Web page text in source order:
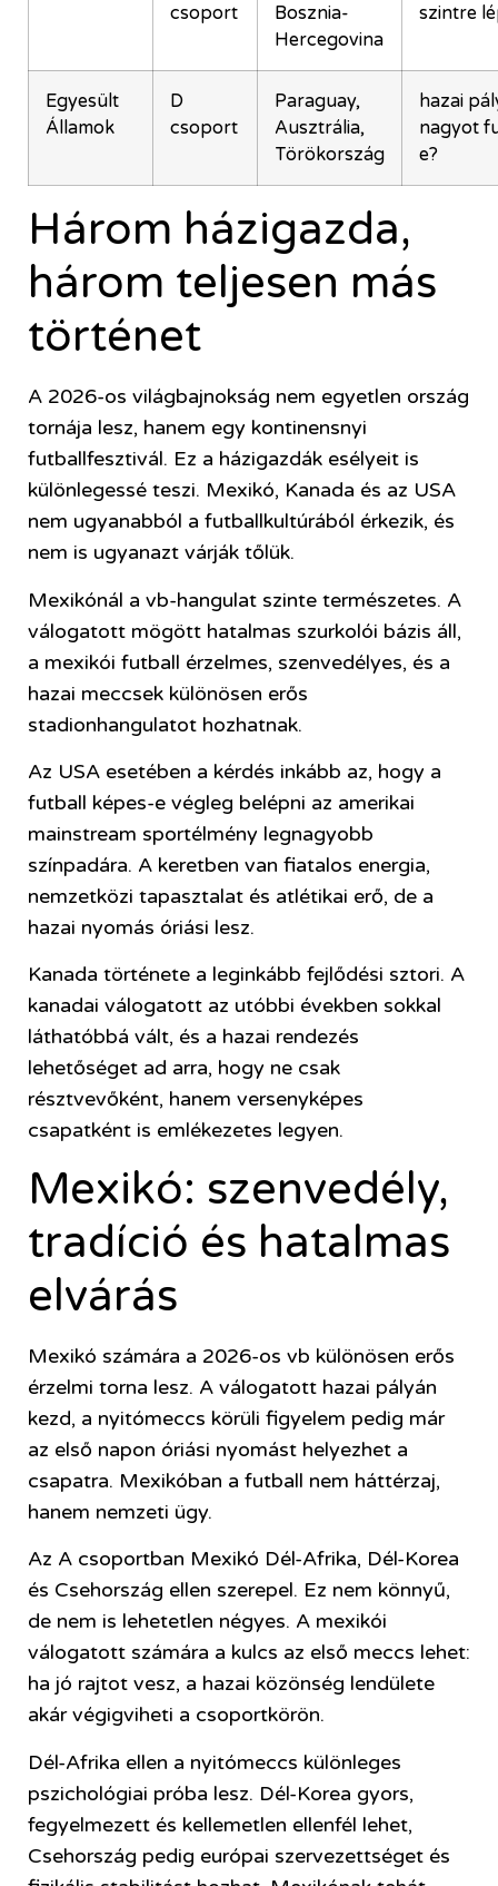
csoport
Bosznia-
Hercegovina
szintre
Egyesült
Államok
D
csoport
Paraguay,
Ausztrália,
Törökország
hazai
nagyot
e?
Három házigazda,
három teljesen más
történet
A 2026-os világbajnokság nem egyetlen ország
tornája lesz, hanem egy kontinensnyi
futballfesztivál. Ez a házigazdák esélyeit is
különlegessé teszi. Mexikó, Kanada és az USA
nem ugyanabból a futballkultúrából érkezik, és
nem is ugyanazt várják tőlük.
Mexikónál a vb-hangulat szinte természetes. A
válogatott mögött hatalmas szurkolói bázis áll,
a mexikói futball érzelmes, szenvedélyes, és a
hazai meccsek különösen erős
stadionhangulatot hozhatnak.
Az USA esetében a kérdés inkább az, hogy a
futball képes-e végleg belépni az amerikai
mainstream sportélmény legnagyobb
színpadára. A keretben van fiatalos energia,
nemzetközi tapasztalat és atlétikai erő, de a
hazai nyomás óriási lesz.
Kanada története a leginkább fejlődési sztori. A
kanadai válogatott az utóbbi években sokkal
láthatóbbá vált, és a hazai rendezés
lehetőséget ad arra, hogy ne csak
résztvevőként, hanem versenyképes
csapatként is emlékezetes legyen.
Mexikó: szenvedély,
tradíció és hatalmas
elvárás
Mexikó számára a 2026-os vb különösen erős
érzelmi torna lesz. A válogatott hazai pályán
kezd, a nyitómeccs körüli figyelem pedig már
az első napon óriási nyomást helyezhet a
csapatra. Mexikóban a futball nem háttérzaj,
hanem nemzeti ügy.
Az A csoportban Mexikó Dél-Afrika, Dél-Korea
és Csehország ellen szerepel. Ez nem könnyű,
de nem is lehetetlen négyes. A mexikói
válogatott számára a kulcs az első meccs lehet:
ha jó rajtot vesz, a hazai közönség lendülete
akár végigviheti a csoportkörön.
Dél-Afrika ellen a nyitómeccs különleges
pszichológiai próba lesz. Dél-Korea gyors,
fegyelmezett és kellemetlen ellenfél lehet,
Csehország pedig európai szervezettséget és